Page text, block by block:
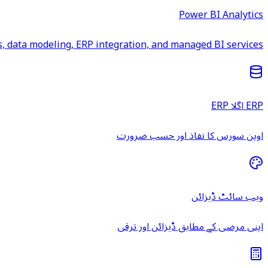
Power BI Analytics
data modeling, ERP integration, and managed BI services.
ERP اگلا ERP
اوپن سورس کا نفاذ اور حسب ضرورت
ویب سائٹ ڈیزائن
اپنی مرضی کے مطابق ڈیزائن اور ترقی